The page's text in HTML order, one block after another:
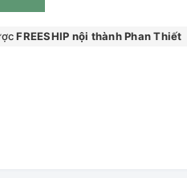
FREESHIP nội thành Phan Thiết